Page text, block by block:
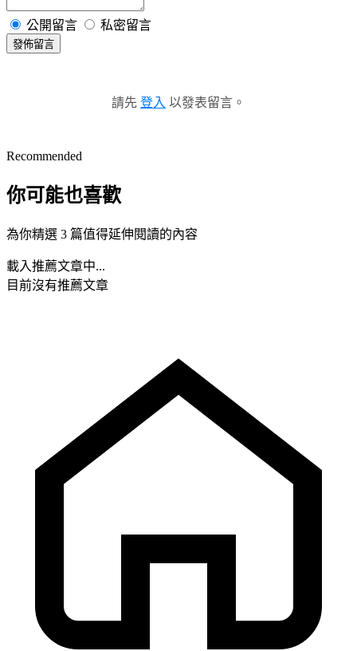
公開留言 私密留言
發佈留言
請先 登入 以發表留言。
Recommended
你可能也喜歡
為你精選 3 篇值得延伸閱讀的內容
載入推薦文章中...
目前沒有推薦文章